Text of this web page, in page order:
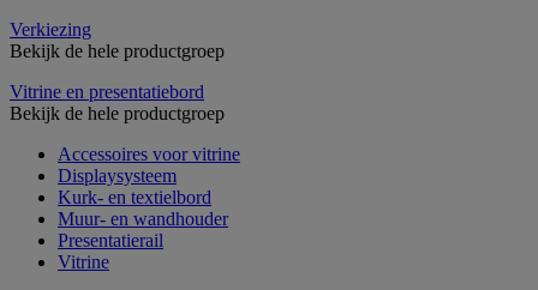
Verkiezing
Bekijk de hele productgroep
Vitrine en presentatiebord
Bekijk de hele productgroep
Accessoires voor vitrine
Displaysysteem
Kurk- en textielbord
Muur- en wandhouder
Presentatierail
Vitrine